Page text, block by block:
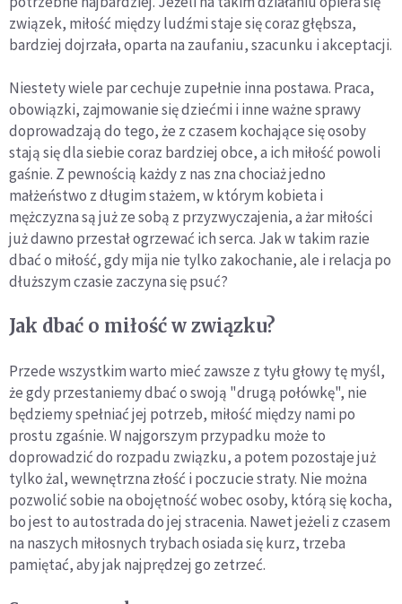
związek, miłość między ludźmi staje się coraz głębsza,
bardziej dojrzała, oparta na zaufaniu, szacunku i akceptacji.
Niestety wiele par cechuje zupełnie inna postawa. Praca,
obowiązki, zajmowanie się dziećmi i inne ważne sprawy
doprowadzają do tego, że z czasem kochające się osoby
stają się dla siebie coraz bardziej obce, a ich miłość powoli
gaśnie. Z pewnością każdy z nas zna chociaż jedno
małżeństwo z długim stażem, w którym kobieta i
mężczyzna są już ze sobą z przyzwyczajenia, a żar miłości
już dawno przestał ogrzewać ich serca. Jak w takim razie
dbać o miłość, gdy mija nie tylko zakochanie, ale i relacja po
dłuższym czasie zaczyna się psuć?
Jak dbać o miłość w związku?
Przede wszystkim warto mieć zawsze z tyłu głowy tę myśl,
że gdy przestaniemy dbać o swoją "drugą połówkę", nie
będziemy spełniać jej potrzeb, miłość między nami po
prostu zgaśnie. W najgorszym przypadku może to
doprowadzić do rozpadu związku, a potem pozostaje już
tylko żal, wewnętrzna złość i poczucie straty. Nie można
pozwolić sobie na obojętność wobec osoby, którą się kocha,
bo jest to autostrada do jej stracenia. Nawet jeżeli z czasem
na naszych miłosnych trybach osiada się kurz, trzeba
pamiętać, aby jak najprędzej go zetrzeć.